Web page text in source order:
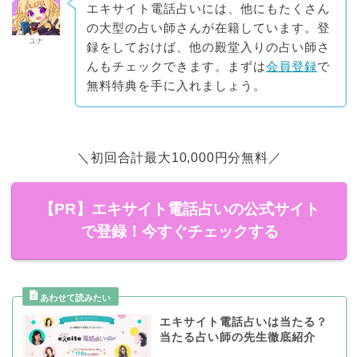
ユナ
エキサイト電話占いには、他にもたくさん
の大型の占い師さんが在籍しています。登
録をしておけば、他の殿堂入りの占い師さ
んもチェックできます。まずは会員登録で
無料特典を手に入れましょう。
＼初回合計最大10,000円分無料／
【PR】エキサイト電話占いの公式サイト
で登録！今すぐチェックする
エキサイト電話占いは当たる？
当たる占い師の先生徹底紹介